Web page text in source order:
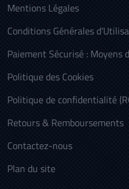
Mentions Légales
Conditions Générales
Paiement Sécurisé : Moyens
Politique des Cookies
Politique de confidentialité
Retours & Remboursements
Contactez-nous
Plan du site